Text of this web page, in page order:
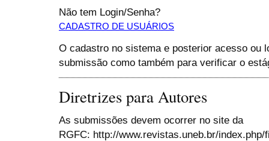
Não tem Login/Senha?
CADASTRO DE USUÁRIOS
O cadastro no sistema e posterior acesso ou
submissão como também para verificar o
Diretrizes para Autores
As submissões devem ocorrer no site da
RGFC: http://www.revistas.uneb.br/index.php/